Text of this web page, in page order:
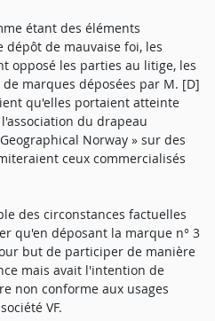
étant des éléments
de mauvaise foi, les
opposé les parties au litige, les
marques déposées par M. [D]
qu'elles portaient atteinte
du drapeau
Norway » sur des
ceux commercialisés
des circonstances factuelles
qu'en déposant la marque n° 3
but de participer de manière
mais avait l'intention de
non conforme aux usages
VF.